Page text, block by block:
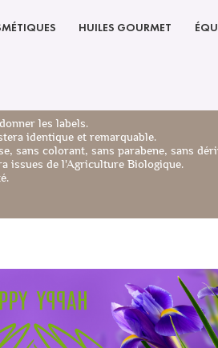
HUILES GOURMET
les labels.
identique et remarquable.
sans colorant, sans parabene, sans
issues de l'Agriculture Biologique.